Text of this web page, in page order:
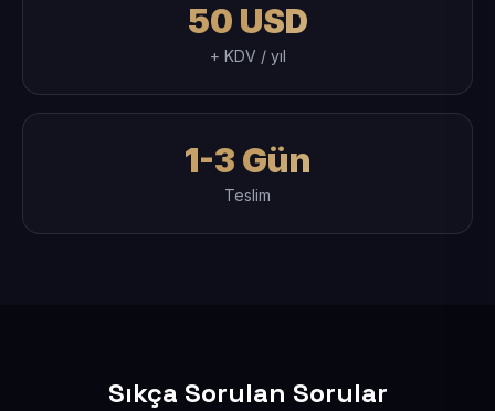
50 USD
+ KDV / yıl
1-3 Gün
Teslim
Sıkça Sorulan Sorular